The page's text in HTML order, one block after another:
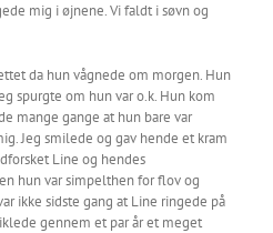
mig i øjnene. Vi faldt i søvn og
da hun vågnede om morgen. Hun
spurgte om hun var o.k. Hun kom
mange gange at hun bare var
Jeg smilede og gav hende et kram
Line og hendes
hun var simpelthen for flov og
ikke sidste gang at Line ringede på
gennem et par år et meget